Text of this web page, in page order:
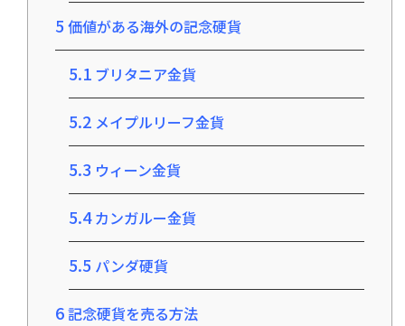
5 価値がある海外の記念硬貨
5.1 ブリタニア金貨
5.2 メイプルリーフ金貨
5.3 ウィーン金貨
5.4カンガルー金貨
5.5 パンダ硬貨
6記念硬貨を売る方法